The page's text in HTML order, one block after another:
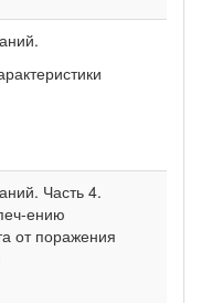
Часть 4.
ению
от поражения